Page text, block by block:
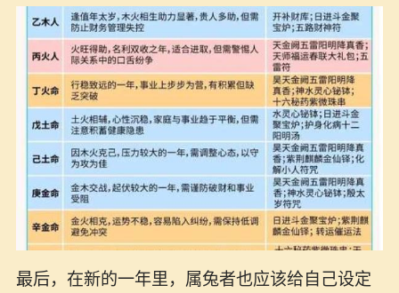
最后，在新的一年里，属兔者也应该给自己设定